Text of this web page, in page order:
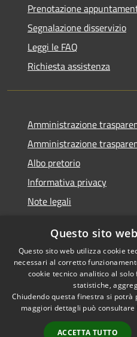
Prenotazione
Segnalazione disservizio
Leggi le FAQ
Richiesta assistenza
Amministrazione
Amministrazione
Albo pretorio
Informativa privacy
Note legali
Piano di miglioramento
RSS
Accessibilità
Questo sito
Questo sito web utilizza cookie
necessari al corretto
cookie tecnico analitico al
statistiche,
Chiudendo questa finestra si
maggiori dettagli può
ACCETTA TUTTO